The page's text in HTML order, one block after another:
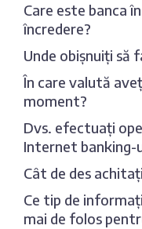
Care este banca
încredere?
Unde obișnuiți să
În care valută
moment?
Dvs. efectuați
Internet banking-
Cât de des
Ce tip de
mai de folos